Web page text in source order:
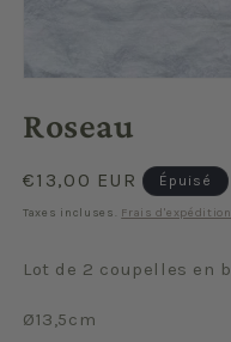
média
1
une
fenêtre
modale
Roseau
Prix
habituel
€13,00 EUR Épuisé
Taxes incluses. Frais d'expédition
Lot de 2 coupelles en
Ø13,5cm